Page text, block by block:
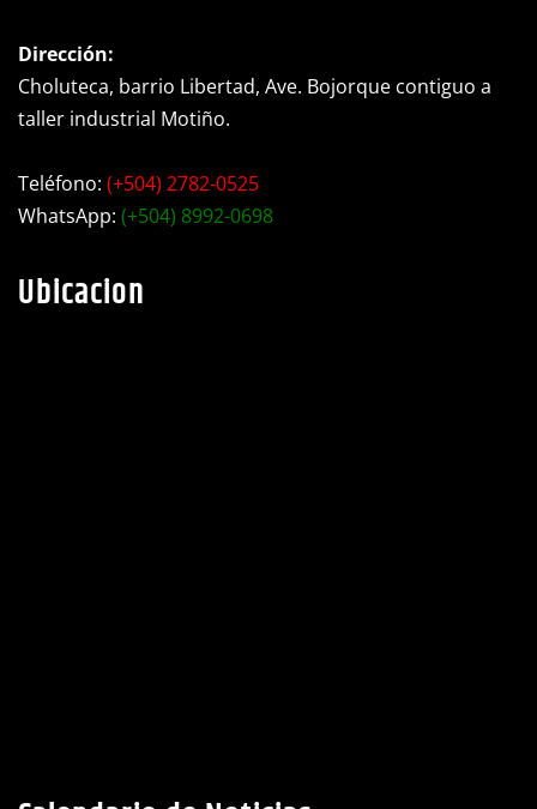
Dirección:
Choluteca, barrio Libertad, Ave. Bojorque contiguo a
Teléfono:(+504) 2782-0525